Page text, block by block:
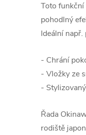
Toto
pohodlný
Ideální
- Chrání
- Vložky ze
-
Řada
rodiště